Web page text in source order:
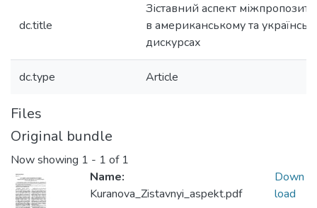
dc.title
Зіставний аспект
в американському та
дискурсах
dc.type Article
Files
Original bundle
Now showing 1 - 1 of 1
Name:
Kuranova_Zistavnyi_aspekt.pdf
Down
load